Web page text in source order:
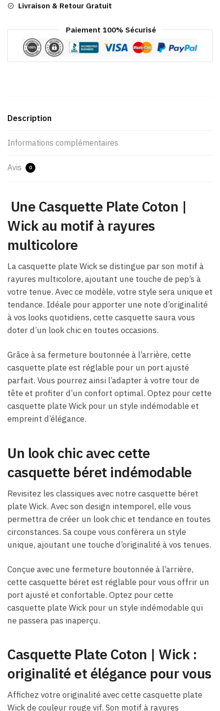
Livraison & Retour Gratuit
Paiement 100% Sécurisé
Description
Informations complémentaires
Avis 0
Une Casquette Plate Coton​ |
Wick au motif à rayures
multicolore
La casquette plate Wick se distingue par son motif à
rayures multicolore, ajoutant une touche de pep’s à
votre tenue. Avec ce modèle, votre style sera unique et
tendance. Idéale pour apporter une note d’originalité
à vos looks quotidiens, cette casquette saura vous
doter d’un look chic en toutes occasions.
Grâce à sa fermeture boutonnée à l’arrière, cette
casquette plate est réglable pour un port ajusté
parfait. Vous pourrez ainsi l’adapter à votre tour de
tête et profiter d’un confort optimal. Optez pour cette
casquette plate Wick pour un style indémodable et
empreint d’élégance.
Un look chic avec cette
casquette béret indémodable
Revisitez les classiques avec notre casquette béret
plate Wick. Avec son design intemporel, elle vous
permettra de créer un look chic et tendance en toutes
circonstances. Sa coupe vous confèrera un style
unique, ajoutant une touche d’originalité à vos tenues.
Conçue avec une fermeture boutonnée à l’arrière,
cette casquette béret est réglable pour vous offrir un
port ajusté et confortable. Optez pour cette
casquette plate Wick pour un style indémodable qui
ne passera pas inaperçu.
Casquette Plate Coton​ | Wick :
originalité et élégance pour vous
Affichez votre originalité avec cette casquette plate
Wick de couleur rouge vif. Son motif à rayures